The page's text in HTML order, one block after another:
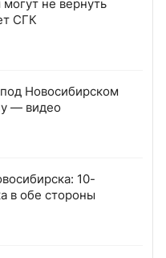
не вернуть
СГК
Новосибирском
— видео
10-
в обе стороны